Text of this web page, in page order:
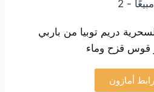
دريم توبيا من باربي
قوس قزح وماء
رابط أمازون